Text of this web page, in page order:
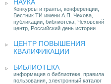
НАУКА
Конкурсы и гранты, конференции,
Вестник ТИ имени А.П. Чехова,
публикации, библиотека, Чеховский
центр, Российский день истории
ЦЕНТР ПОВЫШЕНИЯ
КВАЛИФИКАЦИИ
БИБЛИОТЕКА
информация о библиотеке, правила
пользования, электронный каталог